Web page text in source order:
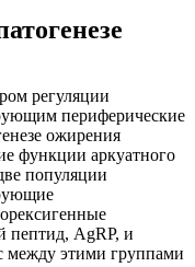
регуляции
периферические
ожирения
функции аркуатного
популяции
пептид, AgRP, и
между этими группами